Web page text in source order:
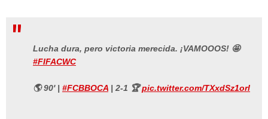
Lucha dura, pero victoria merecida. ¡VAMOOOS! 🤩
#FIFACWC
🌎 90' | #FCBBOCA | 2-1 🏆pic.twitter.com/TXxdSz1orl